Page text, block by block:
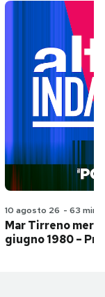
10 agosto 26 - 63 min
Mar Tirreno
giugno 1980 –